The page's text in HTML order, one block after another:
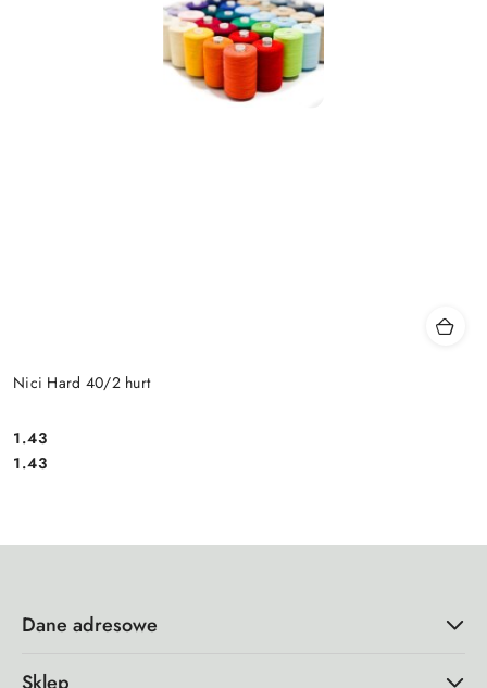
Nici Hard 40/2 hurt
Cena:
1.43
Cena:
1.43
Dane adresowe
Sklep